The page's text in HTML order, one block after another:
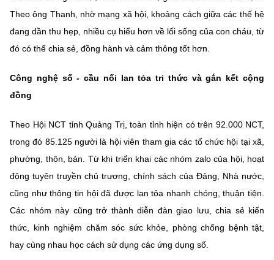
Theo ông Thanh, nhờ mạng xã hội, khoảng cách giữa các thế hệ
đang dần thu hẹp, nhiều cụ hiểu hơn về lối sống của con cháu, từ
đó có thể chia sẻ, đồng hành và cảm thông tốt hơn.
Công nghệ số - cầu nối lan tỏa tri thức và gắn kết cộng
đồng
Theo Hội NCT tỉnh Quảng Trị, toàn tỉnh hiện có trên 92.000 NCT,
trong đó 85.125 người là hội viên tham gia các tổ chức hội tại xã,
phường, thôn, bản. Từ khi triển khai các nhóm zalo của hội, hoạt
động tuyên truyền chủ trương, chính sách của Đảng, Nhà nước,
cũng như thông tin hội đã được lan tỏa nhanh chóng, thuận tiện.
Các nhóm này cũng trở thành diễn đàn giao lưu, chia sẻ kiến
thức, kinh nghiệm chăm sóc sức khỏe, phòng chống bệnh tật,
hay cùng nhau học cách sử dụng các ứng dụng số.